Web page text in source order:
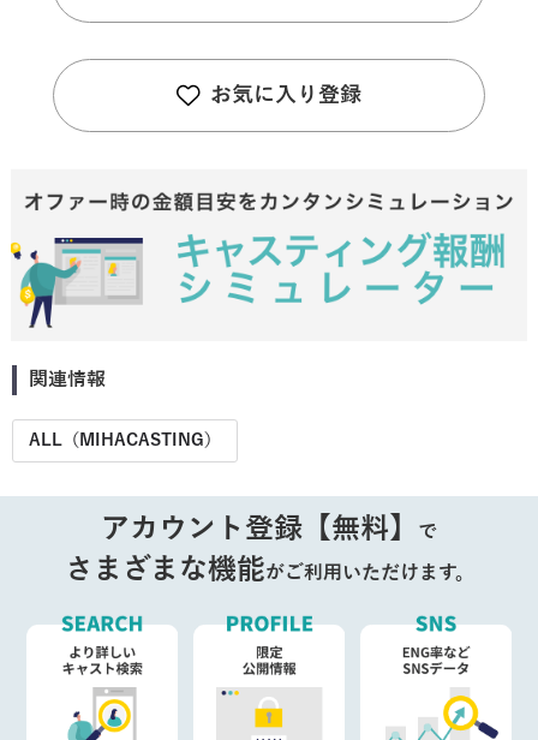
お気に入り登録
関連情報
ALL（MIHACASTING）
アカウント登録【無料】 で
さまざまな機能がご利用いただけます。